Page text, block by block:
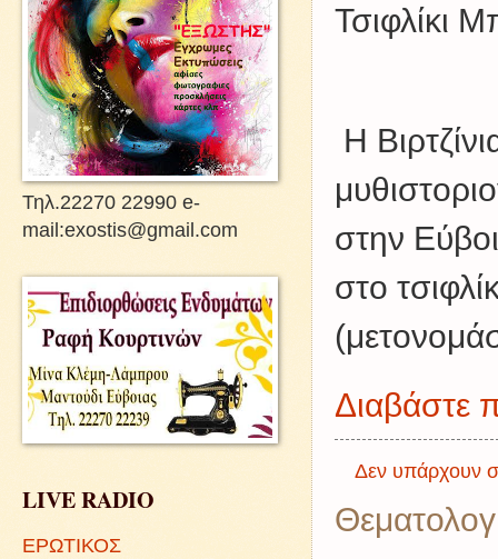
Τσιφλίκι
Η
στην
στο
Διαβάστε
Δεν υπάρχουν
Τηλ.22270 22990 e-
mail:exostis@gmail.com
LIVE RADIO
ΕΡΩΤΙΚΟΣ